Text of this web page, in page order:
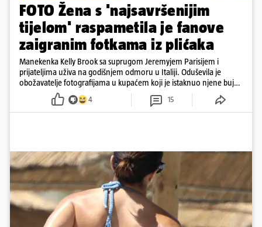
FOTO Žena s 'najsavršenijim
tijelom' raspametila je fanove
zaigranim fotkama iz plićaka
Manekenka Kelly Brook sa suprugom Jeremyjem Parisijem i
prijateljima uživa na godišnjem odmoru u Italiji. Oduševila je
obožavatelje fotografijama u kupaćem koji je istaknuo njene bujne
4 15